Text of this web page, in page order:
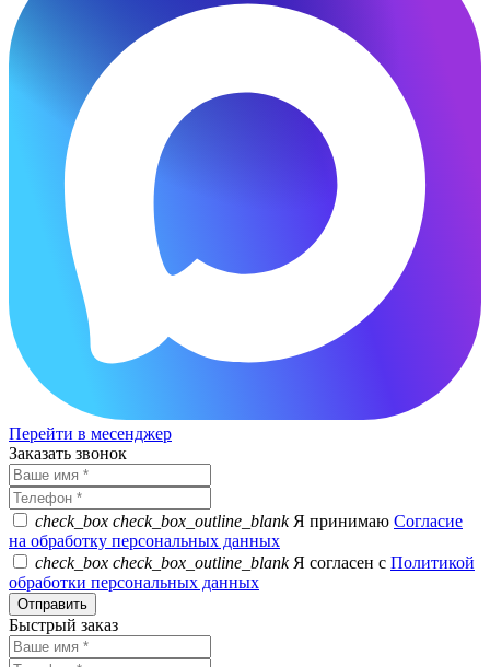
Перейти в месенджер
Заказать звонок
check_box check_box_outline_blankЯ принимаю Согласие
на обработку персональных данных
check_box check_box_outline_blankЯ согласен с Политикой
обработки персональных данных
Быстрый заказ